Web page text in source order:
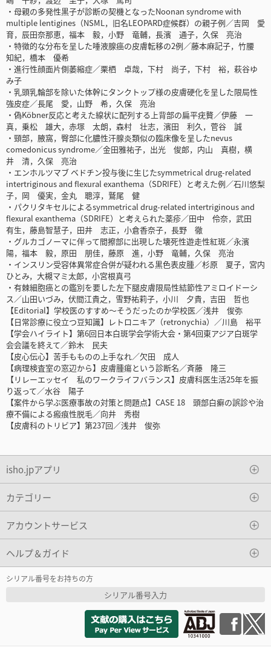
・母親の多発性黒子が診断の契機となったNoonan syndrome with
multiple lentigines（NSML，旧名LEOPARD症候群）の親子例／吉岡 愛
育，辰田奈那恵，福本 毅，小野 竜輔，長濱 通子，久保 亮治
・特徴的な分布を呈した唾液腺癌の皮膚転移の2例／藤本麻記子，竹腰
知紀，橋本 優希
・進行性顔面片側萎縮症／栗栖 卓哉，下村 尚子，下村 裕，萩谷ゆ
み子
・乳頭乳輪部を除いた体幹にタンクトップ様の皮膚硬化を呈した限局性
強皮症／長尾 愛，山野 希，久保 亮治
・偽Köbner反応と考えた線状に配列する上背部の扁平疣贅／伊藤 一
真，乗松 雄大，赤塚 太朗，森村 壮志，濱田 利久，菅谷 誠
・頸部，腋窩，臀部に化膿性汗腺炎類似の臨床像を呈したnevus
comedonicus syndrome／金田雅祐子，出光 俊郎，内山 真樹，横
井 清，久保 亮治
・エンホルツマブ ベドチン投与後に生じたsymmetrical drug-related
intertriginous and flexural exanthema（SDRIFE）と考えた例／石川悠梨
子，岡 優実，金丸 聰淳，鷲尾 健
・パクリタキセルによるsymmetrical drug-related intertriginous and
flexural exanthema（SDRIFE）と考えられた薬疹／田中 伶奈，武田
有生，藤島智慧子，田井 志正，小倉香奈子，長野 徹
・グルカゴノーマに伴って間擦部に出現した壊死性遊走性紅斑／永濱
陽，福本 毅，原田 朋佳，藤原 進，小野 竜輔，久保 亮治
・インスリン受容体異常症合併が疑われる黒色表皮腫／杉原 夏子，宮内
ひとみ，大槻マミ太郎，小宮根真弓
・有棘細胞癌との鑑別を要した左下腿皮膚限局性結節性アミロイドーシ
ス／山田いづみ，伏間江貴之，雪野祐莉子，小川 夕貴，吉田 哲也
【Editorial】学校医のすすめ～そうだったのか学校医／浅井 俊弥
【日常診療に役立つ豆知識】レトロニキア（retronychia）／川島 裕平
【学会ハイライト】第6回日本白斑学会学術大会・第4回東アジア白斑学
会会議を終えて／鈴木 民夫
【皮心伝心】苦手もものの上手なれ／欠田 成人
【病理検査室の窓辺から】皮膚腫瘍という診断名／斉藤 隆三
【リレーエッセイ 私のワークライフバランス】皮膚科医生活25年を振
り返って／水谷 陽子
【案件から学ぶ医療事故の対策と問題点】CASE 18 頭部白癬の誤診や治
療不備による瘢痕性脱毛／向井 秀樹
【皮膚科のトリビア】第237回／浅井 俊弥
isho.jpアプリ
カテゴリー
アカウントサービス
ヘルプ＆ガイド
シリアル番号をお持ちの方
シリアル番号入力